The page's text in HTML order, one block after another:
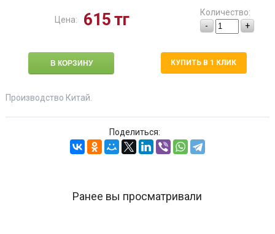
Цена: 615тг
Количество:
-
+
КУПИТЬ В 1 КЛИК
Производство Китай.
Поделиться:
Ранее вы просматривали